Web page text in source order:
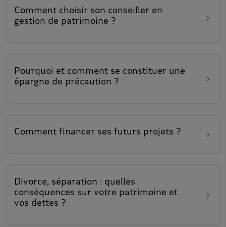
Comment choisir son conseiller en
gestion de patrimoine ?
Pourquoi et comment se constituer une
épargne de précaution ?
Comment financer ses futurs projets ?
Divorce, séparation : quelles
conséquences sur votre patrimoine et
vos dettes ?